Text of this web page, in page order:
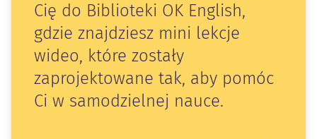
Cię do Biblioteki OK English,
gdzie znajdziesz mini lekcje
wideo, które zostały
zaprojektowane tak, aby pomóc
Ci w samodzielnej nauce.